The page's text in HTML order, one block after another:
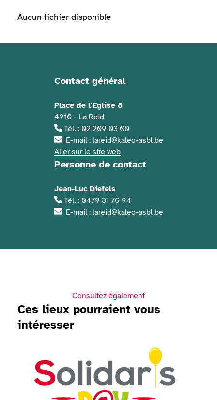
Aucun fichier disponible
Informations de contact
Contact général
Place de l'Eglise 8
4910 - La Reid
Tél. : 02 209 03 00
E-mail : lareid@kaleo-asbl.be
Aller sur le site web
Personne de contact
Jean-Luc Diefels
Tél. : 0479 31 76 94
E-mail : lareid@kaleo-asbl.be
Consultez également
Ces lieux pourraient vous
intéresser